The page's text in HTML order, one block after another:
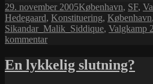
Udgivet
i
29. november 2005Kategorier
København, SF,
Hedegaard, Konstituering, København,
Sikandar_Malik_Siddique, Valgkamp
kommentartil
i
Borgerrepræsentationen…
En lykkelig slutning?